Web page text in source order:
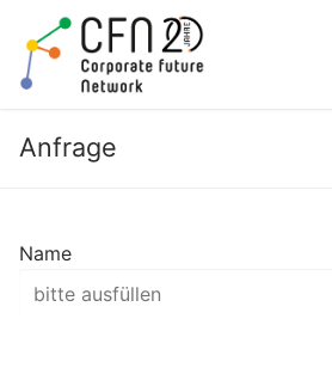
Inhalt
springen
Anfrage
Name